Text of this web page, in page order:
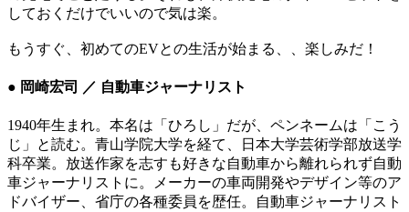
しておくだけでいいので気は楽。
もうすぐ、初めてのEVとの生活が始まる、、楽しみだ！
● 岡崎宏司 ／ 自動車ジャーナリスト
1940年生まれ。本名は「ひろし」だが、ペンネームは「こう
じ」と読む。青山学院大学を経て、日本大学芸術学部放送学
科卒業。放送作家を志すも好きな自動車から離れられず自動
車ジャーナリストに。メーカーの車両開発やデザイン等のア
ドバイザー、省庁の各種委員を歴任。自動車ジャーナリスト